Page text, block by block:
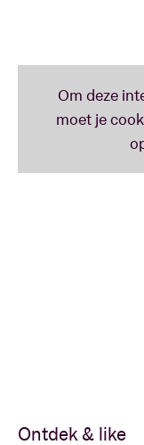
Ontdek & like